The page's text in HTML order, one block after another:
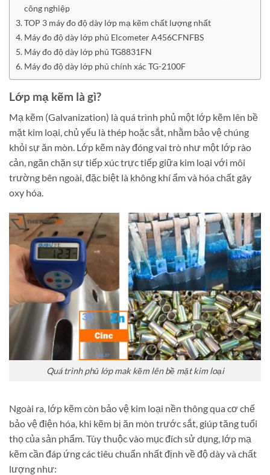
công nghiệp
TOP 3 máy đo độ dày lớp mạ kẽm chất lượng nhất
Máy đo độ dày lớp phủ Elcometer A456CFNFBS
Máy đo độ dày lớp phủ TG8831FN
Máy đo độ dày lớp phủ chính xác TG-2100F
Lớp mạ kẽm là gì?
Mạ kẽm (Galvanization) là quá trình phủ một lớp kẽm lên bề
mặt kim loại, chủ yếu là thép hoặc sắt, nhằm bảo vệ chúng
khỏi sự ăn mòn. Lớp kẽm này đóng vai trò như một lớp rào
cản, ngăn chặn sự tiếp xúc trực tiếp giữa kim loại với môi
trường bên ngoài, đặc biệt là không khí ẩm và hóa chất gây
oxy hóa.
Quá trình phủ lớp mak kẽm lên bề mặt kim loại
Ngoài ra, lớp kẽm còn bảo vệ kim loại nền thông qua cơ chế
bảo vệ điện hóa, khi kẽm bị ăn mòn trước sắt, giúp tăng tuổi
thọ của sản phẩm. Tùy thuộc vào mục đích sử dụng, lớp mạ
kẽm cần đáp ứng các tiêu chuẩn nhất định về độ dày và chất
lượng như: